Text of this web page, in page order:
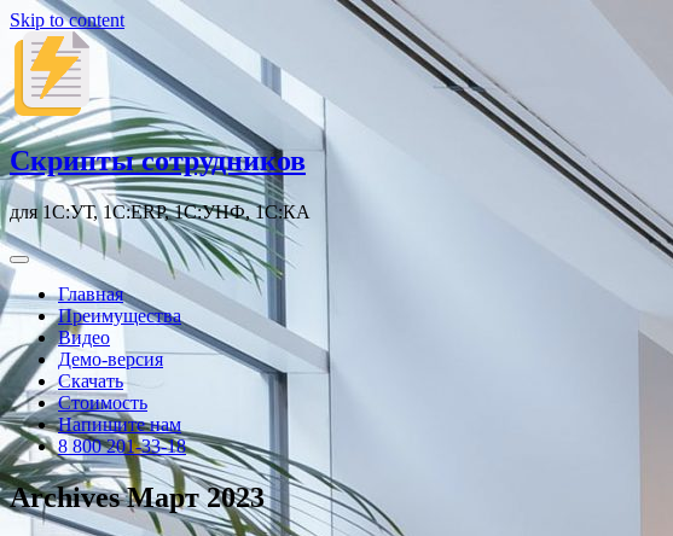
Skip to content
Скрипты сотрудников
для 1С:УТ, 1С:ERP, 1С:УНФ, 1С:КА
Главная
Преимущества
Видео
Демо-версия
Скачать
Стоимость
Напишите нам
8 800 201-33-18
Archives Март 2023